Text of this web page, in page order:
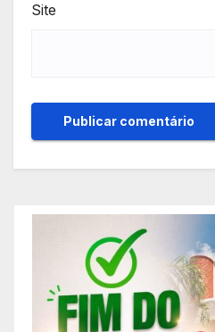
Site